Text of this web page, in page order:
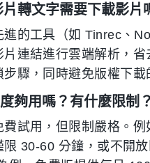
轉文字需要下載影片
進的工具（如 Tinrec、
片連結進行雲端解析，省
步驟，同時避免版權下載
夠用嗎？有什麼限制？
費試用，但限制嚴格。例
限 30-60 分鐘，或不開